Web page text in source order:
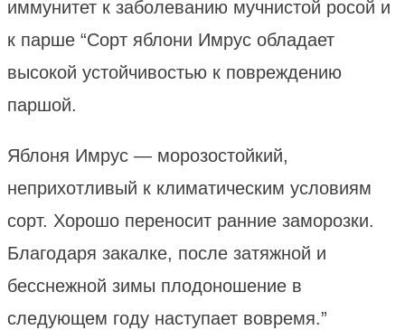
иммунитет к заболеванию мучнистой росой и
к парше “Сорт яблони Имрус обладает
высокой устойчивостью к повреждению
паршой.
Яблоня Имрус — морозостойкий,
неприхотливый к климатическим условиям
сорт. Хорошо переносит ранние заморозки.
Благодаря закалке, после затяжной и
бесснежной зимы плодоношение в
следующем году наступает вовремя.”